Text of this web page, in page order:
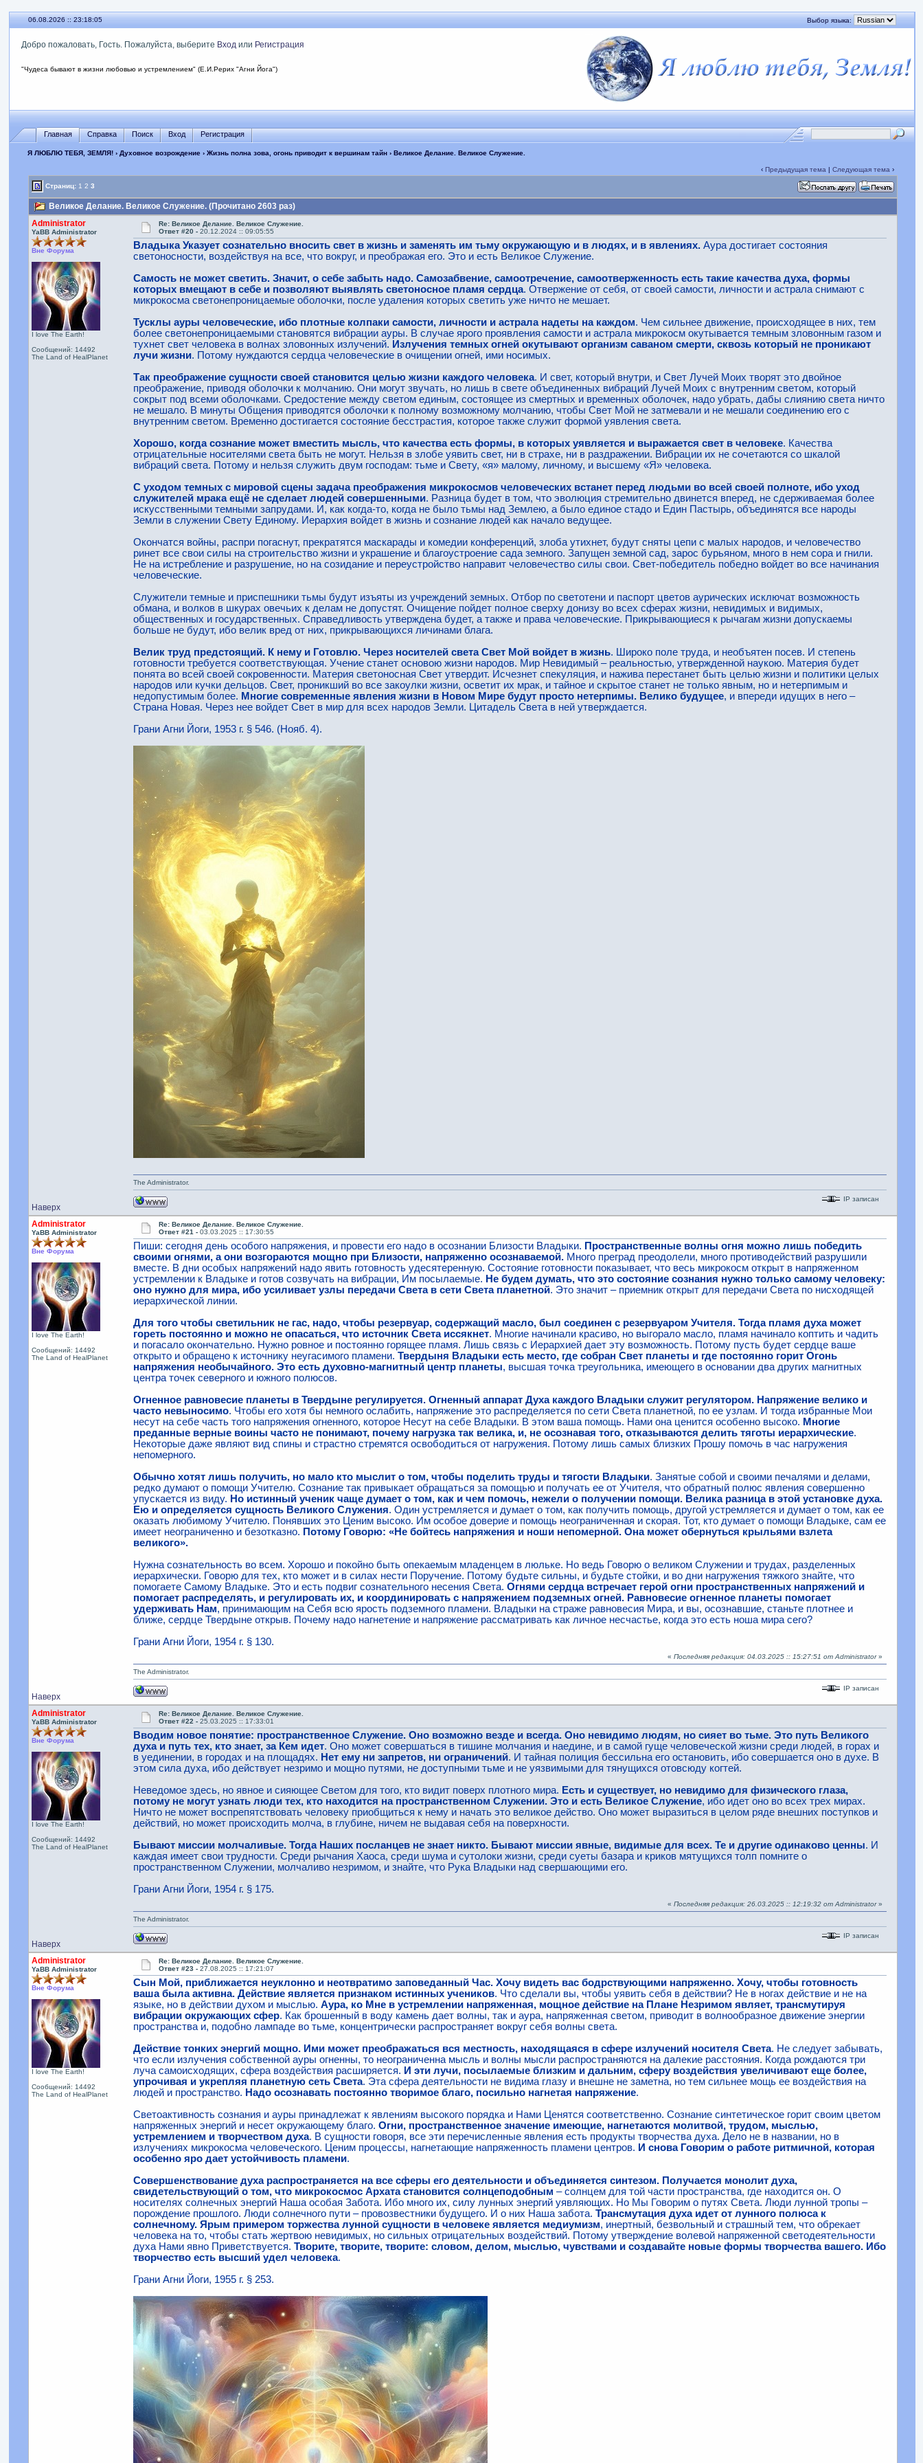
06.08.2026 :: 23:18:06 Выбор языка:
Добро пожаловать, Гость. Пожалуйста, выберите Вход или Регистрация
"Чудеса бывают в жизни любовью и устремлением" (Е.И.Рерих "Агни Йога")
Главная Справка Поиск Вход Регистрация
Я ЛЮБЛЮ ТЕБЯ, ЗЕМЛЯ! ›Духовное возрождение ›Жизнь полна зова, огонь приводит к вершинам тайн › Великое Делание. Великое Служение.
‹ Предыдущая тема | Следующая тема ›
Страниц: 1 2 3
Великое Делание. Великое Служение. (Прочитано 2603 раз)
Administrator
YaBB Administrator
Вне Форума
I love The Earth!
Сообщений: 14492
The Land of HealPlanet
Re: Великое Делание. Великое Служение.
Ответ #20 - 20.12.2024 :: 09:05:55
Владыка Указует сознательно вносить свет в жизнь и заменять им тьму окружающую и в людях, и в явлениях.Аура достигает состояния
светоносности, воздействуя на все, что вокруг, и преображая его. Это и есть Великое Служение.
Самость не может светить. Значит, о себе забыть надо. Самозабвение, самоотречение, самоотверженность есть такие качества духа, формы
которых вмещают в себе и позволяют выявлять светоносное пламя сердца. Отвержение от себя, от своей самости, личности и астрала снимают с
микрокосма светонепроницаемые оболочки, после удаления которых светить уже ничто не мешает.
Тусклы ауры человеческие, ибо плотные колпаки самости, личности и астрала надеты на каждом. Чем сильнее движение, происходящее в них, тем
более светонепроницаемыми становятся вибрации ауры. В случае ярого проявления самости и астрала микрокосм окутывается темным зловонным газом и
тухнет свет человека в волнах зловонных излучений. Излучения темных огней окутывают организм саваном смерти, сквозь который не проникают
лучи жизни. Потому нуждаются сердца человеческие в очищении огней, ими носимых.
Так преображение сущности своей становится целью жизни каждого человека. И свет, который внутри, и Свет Лучей Моих творят это двойное
преображение, приводя оболочки к молчанию. Они могут звучать, но лишь в свете объединенных вибраций Лучей Моих с внутренним светом, который
сокрыт под всеми оболочками. Средостение между светом единым, состоящее из смертных и временных оболочек, надо убрать, дабы слиянию света ничто
не мешало. В минуты Общения приводятся оболочки к полному возможному молчанию, чтобы Свет Мой не затмевали и не мешали соединению его с
внутренним светом. Временно достигается состояние бесстрастия, которое также служит формой уявления света.
Хорошо, когда сознание может вместить мысль, что качества есть формы, в которых уявляется и выражается свет в человеке. Качества
отрицательные носителями света быть не могут. Нельзя в злобе уявить свет, ни в страхе, ни в раздражении. Вибрации их не сочетаются со шкалой
вибраций света. Потому и нельзя служить двум господам: тьме и Свету, «я» малому, личному, и высшему «Я» человека.
С уходом темных с мировой сцены задача преображения микрокосмов человеческих встанет перед людьми во всей своей полноте, ибо уход
служителей мрака ещё не сделает людей совершенными. Разница будет в том, что эволюция стремительно двинется вперед, не сдерживаемая более
искусственными темными запрудами. И, как когда-то, когда не было тьмы над Землею, а было единое стадо и Един Пастырь, объединятся все народы
Земли в служении Свету Единому. Иерархия войдет в жизнь и сознание людей как начало ведущее.
Окончатся войны, распри погаснут, прекратятся маскарады и комедии конференций, злоба утихнет, будут сняты цепи с малых народов, и человечество
ринет все свои силы на строительство жизни и украшение и благоустроение сада земного. Запущен земной сад, зарос бурьяном, много в нем сора и гнили.
Не на истребление и разрушение, но на созидание и переустройство направит человечество силы свои. Свет-победитель победно войдет во все начинания
человеческие.
Служители темные и приспешники тьмы будут изъяты из учреждений земных. Отбор по светотени и паспорт цветов аурических исключат возможность
обмана, и волков в шкурах овечьих к делам не допустят. Очищение пойдет полное сверху донизу во всех сферах жизни, невидимых и видимых,
общественных и государственных. Справедливость утверждена будет, а также и права человеческие. Прикрывающиеся к рычагам жизни допускаемы
больше не будут, ибо велик вред от них, прикрывающихся личинами блага.
Велик труд предстоящий. К нему и Готовлю. Через носителей света Свет Мой войдет в жизнь. Широко поле труда, и необъятен посев. И степень
готовности требуется соответствующая. Учение станет основою жизни народов. Мир Невидимый – реальностью, утвержденной наукою. Материя будет
понята во всей своей сокровенности. Материя светоносная Свет утвердит. Исчезнет спекуляция, и нажива перестанет быть целью жизни и политики целых
народов или кучки дельцов. Свет, проникший во все закоулки жизни, осветит их мрак, и тайное и скрытое станет не только явным, но и нетерпимым и
недопустимым более. Многие современные явления жизни в Новом Мире будут просто нетерпимы. Велико будущее, и впереди идущих в него –
Страна Новая. Через нее войдет Свет в мир для всех народов Земли. Цитадель Света в ней утверждается.
Грани Агни Йоги, 1953 г. § 546. (Нояб. 4).
Наверх
The Administrator.
IP записан
Administrator
YaBB Administrator
Вне Форума
I love The Earth!
Сообщений: 14492
The Land of HealPlanet
Re: Великое Делание. Великое Служение.
Ответ #21 - 03.03.2025 :: 17:30:55
Пиши: сегодня день особого напряжения, и провести его надо в осознании Близости Владыки. Пространственные волны огня можно лишь победить
своими огнями, а они возгораются мощно при Близости, напряженно осознаваемой.Много преград преодолели, много противодействий разрушили
вместе. В дни особых напряжений надо явить готовность удесятеренную. Состояние готовности показывает, что весь микрокосм открыт в напряженном
устремлении к Владыке и готов созвучать на вибрации, Им посылаемые. Не будем думать, что это состояние сознания нужно только самому человеку:
оно нужно для мира, ибо усиливает узлы передачи Света в сети Света планетной. Это значит – приемник открыт для передачи Света по нисходящей
иерархической линии.
Для того чтобы светильник не гас, надо, чтобы резервуар, содержащий масло, был соединен с резервуаром Учителя. Тогда пламя духа может
гореть постоянно и можно не опасаться, что источник Света иссякнет. Многие начинали красиво, но выгорало масло, пламя начинало коптить и чадить
и погасало окончательно. Нужно ровное и постоянно горящее пламя. Лишь связь с Иерархией дает эту возможность. Потому пусть будет сердце ваше
открыто и обращено к источнику неугасимого пламени. Твердыня Владыки есть место, где собран Свет планеты и где постоянно горит Огонь
напряжения необычайного. Это есть духовно-магнитный центр планеты, высшая точка треугольника, имеющего в основании два других магнитных
центра точек северного и южного полюсов.
Огненное равновесие планеты в Твердыне регулируется. Огненный аппарат Духа каждого Владыки служит регулятором. Напряжение велико и
часто невыносимо. Чтобы его хотя бы немного ослабить, напряжение это распределяется по сети Света планетной, по ее узлам. И тогда избранные Мои
несут на себе часть того напряжения огненного, которое Несут на себе Владыки. В этом ваша помощь. Нами она ценится особенно высоко. Многие
преданные верные воины часто не понимают, почему нагрузка так велика, и, не осознавая того, отказываются делить тяготы иерархические.
Некоторые даже являют вид спины и страстно стремятся освободиться от нагружения. Потому лишь самых близких Прошу помочь в час нагружения
непомерного.
Обычно хотят лишь получить, но мало кто мыслит о том, чтобы поделить труды и тягости Владыки. Занятые собой и своими печалями и делами,
редко думают о помощи Учителю. Сознание так привыкает обращаться за помощью и получать ее от Учителя, что обратный полюс явления совершенно
упускается из виду. Но истинный ученик чаще думает о том, как и чем помочь, нежели о получении помощи. Велика разница в этой установке духа.
Ею и определяется сущность Великого Служения. Один устремляется и думает о том, как получить помощь, другой устремляется и думает о том, как ее
оказать любимому Учителю. Понявших это Ценим высоко. Им особое доверие и помощь неограниченная и скорая. Тот, кто думает о помощи Владыке, сам ее
имеет неограниченно и безотказно. Потому Говорю: «Не бойтесь напряжения и ноши непомерной. Она может обернуться крыльями взлета
великого».
Нужна сознательность во всем. Хорошо и покойно быть опекаемым младенцем в люльке. Но ведь Говорю о великом Служении и трудах, разделенных
иерархически. Говорю для тех, кто может и в силах нести Поручение. Потому будьте сильны, и будьте стойки, и во дни нагружения тяжкого знайте, что
помогаете Самому Владыке. Это и есть подвиг сознательного несения Света. Огнями сердца встречает герой огни пространственных напряжений и
помогает распределять, и регулировать их, и координировать с напряжением подземных огней. Равновесие огненное планеты помогает
удерживать Нам, принимающим на Себя всю ярость подземного пламени. Владыки на страже равновесия Мира, и вы, осознавшие, станьте плотнее и
ближе, сердце Твердыне открыв. Почему надо нагнетение и напряжение рассматривать как личное несчастье, когда это есть ноша мира сего?
Грани Агни Йоги, 1954 г. § 130.
Наверх
« Последняя редакция: 04.03.2025 :: 15:27:51 от Administrator»
The Administrator.
IP записан
Administrator
YaBB Administrator
Вне Форума
I love The Earth!
Сообщений: 14492
The Land of HealPlanet
Re: Великое Делание. Великое Служение.
Ответ #22 - 25.03.2025 :: 17:33:01
Вводим новое понятие: пространственное Служение. Оно возможно везде и всегда. Оно невидимо людям, но сияет во тьме. Это путь Великого
духа и путь тех, кто знает, за Кем идет. Оно может совершаться в тишине молчания и наедине, и в самой гуще человеческой жизни среди людей, в горах и
в уединении, в городах и на площадях. Нет ему ни запретов, ни ограничений. И тайная полиция бессильна его остановить, ибо совершается оно в духе. В
этом сила духа, ибо действует незримо и мощно путями, не доступными тьме и не уязвимыми для тянущихся отовсюду когтей.
Неведомое здесь, но явное и сияющее Светом для того, кто видит поверх плотного мира. Есть и существует, но невидимо для физического глаза,
потому не могут узнать люди тех, кто находится на пространственном Служении. Это и есть Великое Служение, ибо идет оно во всех трех мирах.
Ничто не может воспрепятствовать человеку приобщиться к нему и начать это великое действо. Оно может выразиться в целом ряде внешних поступков и
действий, но может происходить молча, в глубине, ничем не выдавая себя на поверхности.
Бывают миссии молчаливые. Тогда Наших посланцев не знает никто. Бывают миссии явные, видимые для всех. Те и другие одинаково ценны. И
каждая имеет свои трудности. Среди рычания Хаоса, среди шума и сутолоки жизни, среди суеты базара и криков мятущихся толп помните о
пространственном Служении, молчаливо незримом, и знайте, что Рука Владыки над свершающими его.
Грани Агни Йоги, 1954 г. § 175.
Наверх
« Последняя редакция: 26.03.2025 :: 12:19:32 от Administrator»
The Administrator.
IP записан
Administrator
YaBB Administrator
Вне Форума
I love The Earth!
Сообщений: 14492
The Land of HealPlanet
Re: Великое Делание. Великое Служение.
Ответ #23 - 27.08.2025 :: 17:21:07
Сын Мой, приближается неуклонно и неотвратимо заповеданный Час. Хочу видеть вас бодрствующими напряженно. Хочу, чтобы готовность
ваша была активна. Действие является признаком истинных учеников. Что сделали вы, чтобы уявить себя в действии? Не в ногах действие и не на
языке, но в действии духом и мыслью. Аура, ко Мне в устремлении напряженная, мощное действие на Плане Незримом являет, трансмутируя
вибрации окружающих сфер. Как брошенный в воду камень дает волны, так и аура, напряженная светом, приводит в волнообразное движение энергии
пространства и, подобно лампаде во тьме, концентрически распространяет вокруг себя волны света.
Действие тонких энергий мощно. Ими может преображаться вся местность, находящаяся в сфере излучений носителя Света. Не следует забывать,
что если излучения собственной ауры огненны, то неограниченна мысль и волны мысли распространяются на далекие расстояния. Когда рождаются три
луча самоисходящих, сфера воздействия расширяется. И эти лучи, посылаемые близким и дальним, сферу воздействия увеличивают еще более,
упрочивая и укрепляя планетную сеть Света. Эта сфера деятельности не видима глазу и внешне не заметна, но тем сильнее мощь ее воздействия на
людей и пространство. Надо осознавать постоянно творимое благо, посильно нагнетая напряжение.
Светоактивность сознания и ауры принадлежат к явлениям высокого порядка и Нами Ценятся соответственно. Сознание синтетическое горит своим цветом
напряженных энергий и несет окружающему благо. Огни, пространственное значение имеющие, нагнетаются молитвой, трудом, мыслью,
устремлением и творчеством духа. В сущности говоря, все эти перечисленные явления есть продукты творчества духа. Дело не в названии, но в
излучениях микрокосма человеческого. Ценим процессы, нагнетающие напряженность пламени центров. И снова Говорим о работе ритмичной, которая
особенно яро дает устойчивость пламени.
Совершенствование духа распространяется на все сферы его деятельности и объединяется синтезом. Получается монолит духа,
свидетельствующий о том, что микрокосмос Архата становится солнцеподобным – солнцем для той части пространства, где находится он. О
носителях солнечных энергий Наша особая Забота. Ибо много их, силу лунных энергий уявляющих. Но Мы Говорим о путях Света. Люди лунной тропы –
порождение прошлого. Люди солнечного пути – провозвестники будущего. И о них Наша забота. Трансмутация духа идет от лунного полюса к
солнечному. Ярым примером торжества лунной сущности в человеке является медиумизм, инертный, безвольный и страшный тем, что обрекает
человека на то, чтобы стать жертвою невидимых, но сильных отрицательных воздействий. Потому утверждение волевой напряженной светодеятельности
духа Нами явно Приветствуется. Творите, творите, творите: словом, делом, мыслью, чувствами и создавайте новые формы творчества вашего. Ибо
творчество есть высший удел человека.
Грани Агни Йоги, 1955 г. § 253.